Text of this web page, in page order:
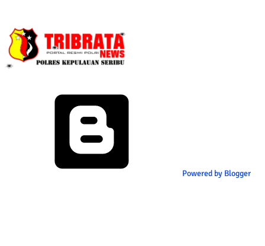
Powered by Blogger